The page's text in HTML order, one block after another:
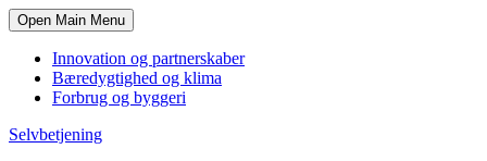
Open Main Menu
Innovation og partnerskaber
Bæredygtighed og klima
Forbrug og byggeri
Selvbetjening